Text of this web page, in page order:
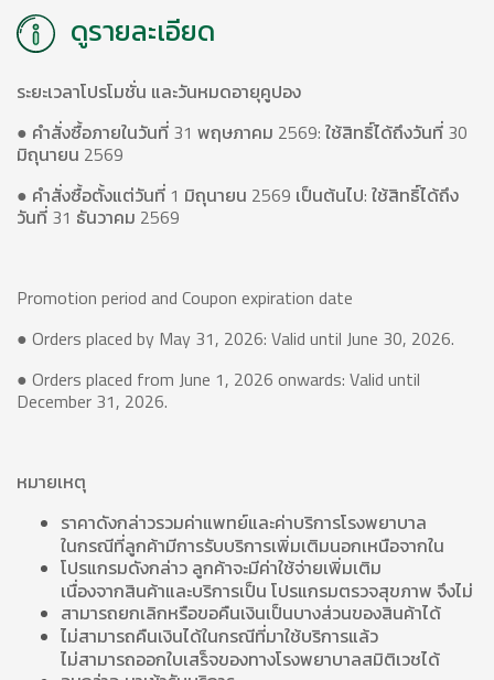
ดูรายละเอียด
ระยะเวลาโปรโมชั่น และวันหมดอายุคูปอง
● คำสั่งซื้อภายในวันที่ 31 พฤษภาคม 2569: ใช้สิทธิ์ได้ถึงวันที่ 30
มิถุนายน 2569
● คำสั่งซื้อตั้งแต่วันที่ 1 มิถุนายน 2569 เป็นต้นไป: ใช้สิทธิ์ได้ถึง
วันที่ 31 ธันวาคม 2569
Promotion period and Coupon expiration date
● Orders placed by May 31, 2026: Valid until June 30, 2026.
● Orders placed from June 1, 2026 onwards: Valid until
December 31, 2026.
หมายเหตุ
ราคาดังกล่าวรวมค่าแพทย์และค่าบริการโรงพยาบาล
ในกรณีที่ลูกค้ามีการรับบริการเพิ่มเติมนอกเหนือจากใน
โปรแกรมดังกล่าว ลูกค้าจะมีค่าใช้จ่ายเพิ่มเติม
เนื่องจากสินค้าและบริการเป็น โปรแกรมตรวจสุขภาพ จึงไม่
สามารถยกเลิกหรือขอคืนเงินเป็นบางส่วนของสินค้าได้
ไม่สามารถคืนเงินได้ในกรณีที่มาใช้บริการแล้ว
ไม่สามารถออกใบเสร็จของทางโรงพยาบาลสมิติเวชได้